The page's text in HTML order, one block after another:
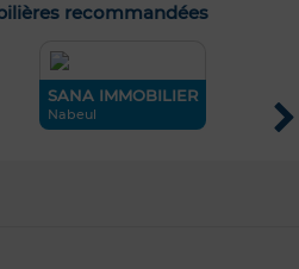
recommandées
SANA IMMOBILIER
Nabeul